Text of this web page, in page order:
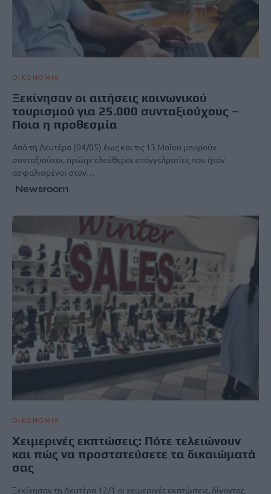
ΟΙΚΟΝΟΜΙΑ
Ξεκίνησαν οι αιτήσεις κοινωνικού
τουρισμού για 25.000 συνταξιούχους –
Ποια η προθεσμία
Από τη Δευτέρα (04/05) έως και τις 13 Μαΐου μπορούν
συνταξιούχοι, πρώην ελεύθεροι επαγγελματίες που ήταν
ασφαλισμένοι στον…
Newsroom
ΟΙΚΟΝΟΜΙΑ
Χειμερινές εκπτώσεις: Πότε τελειώνουν
και πώς να προστατεύσετε τα δικαιώματά
σας
Ξεκίνησαν τη Δευτέρα 12/1 οι χειμερινές εκπτώσεις, δίνοντας